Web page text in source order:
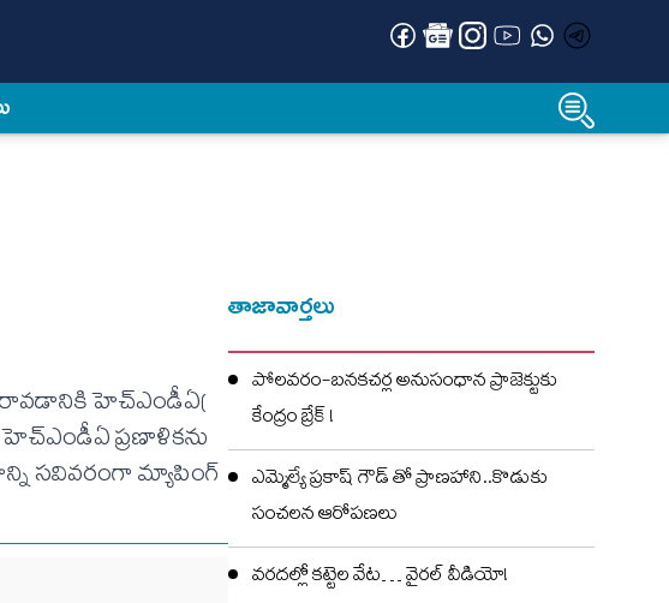
హెచ్ఎండీఏ(
హెచ్ఎండీఏ ప్రణాళికను
సవివరంగా మ్యాపింగ్
తాజావార్తలు
పోలవరం-బనకచర్ల అనుసంధాన ప్రాజెక్టుకు
కేంద్రం బ్రేక్ !
ఎమ్మెల్యే ప్రకాష్ గౌడ్ తో ప్రాణహాని..కొడుకు
సంచలన ఆరోపణలు
వరదల్లో కట్టెల వేట… వైరల్ వీడియో!